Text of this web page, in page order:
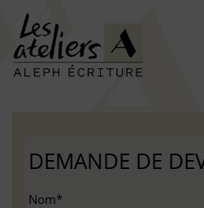
DEMANDE DE
Nom*